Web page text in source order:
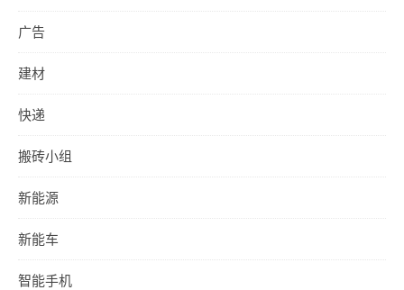
广告
建材
快递
搬砖小组
新能源
新能车
智能手机